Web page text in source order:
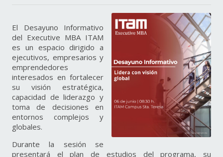
El Desayuno Informativo
del Executive MBA ITAM
es un espacio dirigido a
ejecutivos, empresarios y
emprendedores
interesados en fortalecer
su visión estratégica,
capacidad de liderazgo y
toma de decisiones en
entornos complejos y
globales.
Durante la sesión se
presentará el plan de estudios del programa, su